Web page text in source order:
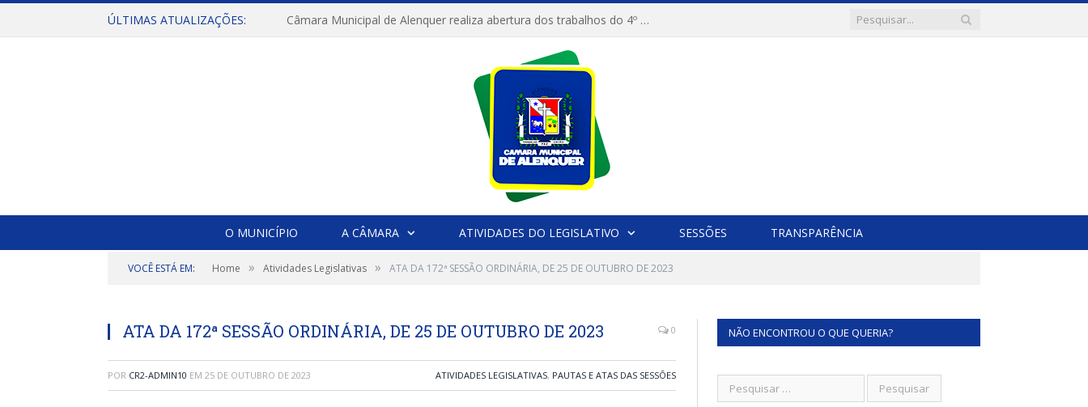
ÚLTIMAS ATUALIZAÇÕES: Câmara Municipal de Alenquer realiza abertura dos trabalhos do 4º Período Legislativo
O MUNICÍPIO A CÂMARA ATIVIDADES DO LEGISLATIVO SESSÕES TRANSPARÊNCIA
VOCÊ ESTÁ EM: Home » Atividades Legislativas » ATA DA 172ª SESSÃO ORDINÁRIA, DE 25 DE OUTUBRO DE 2023
ATA DA 172ª SESSÃO ORDINÁRIA, DE 25 DE OUTUBRO DE 2023 0
POR CR2-ADMIN10 EM 25 DE OUTUBRO DE 2023 ATIVIDADES LEGISLATIVAS, PAUTAS E ATAS DAS SESSÕES
NÃO ENCONTROU O QUE QUERIA?